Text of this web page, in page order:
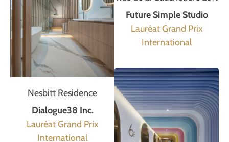
Nesbitt Residence
Dialogue38 Inc.
Lauréat Grand Prix
International
Future Simple Studio
Lauréat Grand Prix
International